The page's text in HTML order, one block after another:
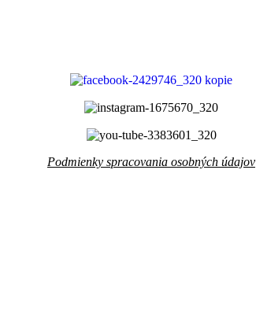
Podmienky spracovania osobných údajov